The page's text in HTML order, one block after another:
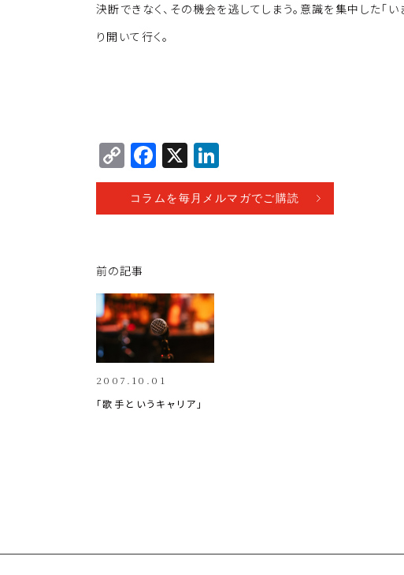
決断できなく、その機会を逃してしまう。意識を集中した「い
り開いて行く。
C
o
p
Li
n
k
F
a
c
o
k
X
n
k
コラムを毎月メルマガでご購読
前の記事
2007.10.01
「歌手というキャリア」